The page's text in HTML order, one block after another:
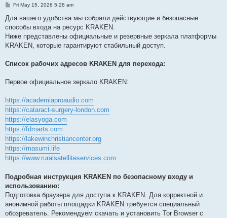
P
s
Fri May 15, 2026 5:28 am
Для вашего удобства мы собрали действующие и безопасные
способы входа на ресурс KRAKEN.
Ниже представлены официальные и резервные зеркала платформы
KRAKEN, которые гарантируют стабильный доступ.
Список рабочих адресов KRAKEN для перехода:
Первое официальное зеркало KRAKEN:
https://academiaproaudio.com
https://cataract-surgery-london.com
https://elasyoga.com
https://fdmarts.com
https://lakewinchristiancenter.org
https://masumi.life
https://www.ruralsatelliteservices.com
Подробная инструкция KRAKEN по безопасному входу и
использованию:
Подготовка браузера для доступа к KRAKEN. Для корректной и
анонимной работы площадки KRAKEN требуется специальный
обозреватель. Рекомендуем скачать и установить Tor Browser с